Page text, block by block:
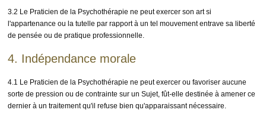
3.2 Le Praticien de la Psychothérapie ne peut exercer son art si
l'appartenance ou la tutelle par rapport à un tel mouvement entrave sa liberté
de pensée ou de pratique professionnelle.
4. Indépendance morale
4.1 Le Praticien de la Psychothérapie ne peut exercer ou favoriser aucune
sorte de pression ou de contrainte sur un Sujet, fût-elle destinée à amener ce
dernier à un traitement qu'il refuse bien qu'apparaissant nécessaire.